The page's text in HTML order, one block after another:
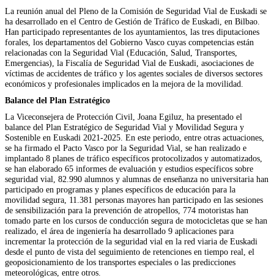
La reunión anual del Pleno de la Comisión de Seguridad Vial de Euskadi se
ha desarrollado en el Centro de Gestión de Tráfico de Euskadi, en Bilbao.
Han participado representantes de los ayuntamientos, las tres diputaciones
forales, los departamentos del Gobierno Vasco cuyas competencias están
relacionadas con la Seguridad Vial (Educación, Salud, Transportes,
Emergencias), la Fiscalía de Seguridad Vial de Euskadi, asociaciones de
víctimas de accidentes de tráfico y los agentes sociales de diversos sectores
económicos y profesionales implicados en la mejora de la movilidad.
Balance del Plan Estratégico
La Viceconsejera de Protección Civil, Joana Egiluz, ha presentado el
balance del Plan Estratégico de Seguridad Vial y Movilidad Segura y
Sostenible en Euskadi 2021-2025. En este periodo, entre otras actuaciones,
se ha firmado el Pacto Vasco por la Seguridad Vial, se han realizado e
implantado 8 planes de tráfico específicos protocolizados y automatizados,
se han elaborado 65 informes de evaluación y estudios específicos sobre
seguridad vial, 82.990 alumnos y alumnas de enseñanza no universitaria han
participado en programas y planes específicos de educación para la
movilidad segura, 11.381 personas mayores han participado en las sesiones
de sensibilización para la prevención de atropellos, 774 motoristas han
tomado parte en los cursos de conducción segura de motocicletas que se han
realizado, el área de ingeniería ha desarrollado 9 aplicaciones para
incrementar la protección de la seguridad vial en la red viaria de Euskadi
desde el punto de vista del seguimiento de retenciones en tiempo real, el
geoposicionamiento de los transportes especiales o las predicciones
meteorológicas, entre otros.